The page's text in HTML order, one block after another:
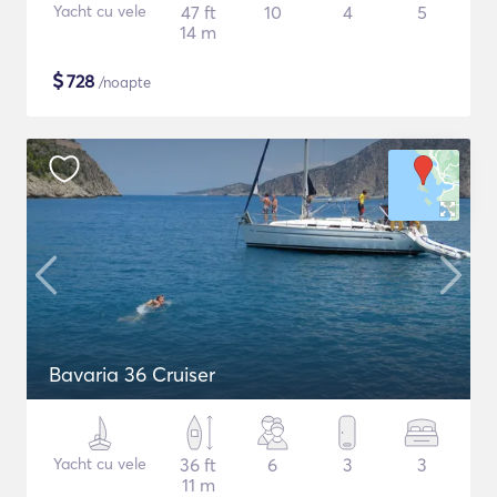
Yacht cu vele
47 ft
14 m
10 4 5
$728 /noapte
Bavaria 36 Cruiser
Yacht cu vele
36 ft
11 m
6 3 3